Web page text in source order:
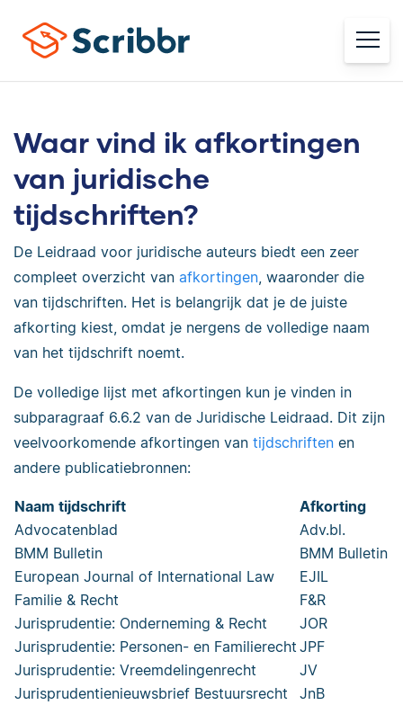
Waar vind ik afkortingen
van juridische
tijdschriften?
De Leidraad voor juridische auteurs biedt een zeer
compleet overzicht van afkortingen, waaronder die
van tijdschriften. Het is belangrijk dat je de juiste
afkorting kiest, omdat je nergens de volledige naam
van het tijdschrift noemt.
De volledige lijst met afkortingen kun je vinden in
subparagraaf 6.6.2 van de Juridische Leidraad. Dit zijn
veelvoorkomende afkortingen van tijdschriften en
andere publicatiebronnen:
Naam tijdschrift
Afkorting
Advocatenblad
Adv.bl.
BMM Bulletin
BMM Bulletin
European Journal of International Law
EJIL
Familie & Recht
F&R
Jurisprudentie: Onderneming & Recht
JOR
Jurisprudentie: Personen- en Familierecht JPF
Jurisprudentie: Vreemdelingenrecht
JV
Jurisprudentienieuwsbrief Bestuursrecht
JnB